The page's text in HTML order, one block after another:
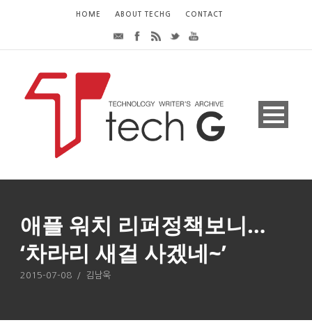
HOME ABOUT TECHG CONTACT
애플 워치 리퍼정책보니…
‘차라리 새걸 사겠네~’
2015-07-08 / 김남욱